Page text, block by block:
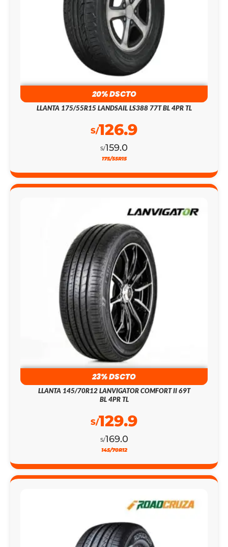
20% DSCTO
LLANTA 175/55R15 LANDSAIL LS388 77T BL 4PR TL
S/159.0
S/126.9
175/55R15
23% DSCTO
LLANTA 145/70R12 LANVIGATOR COMFORT II 69T
BL 4PR TL
S/169.0
S/129.9
145/70R12